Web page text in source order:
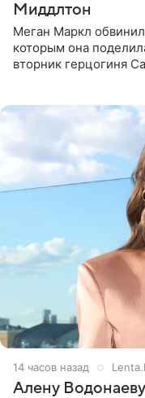
Миддлтон
Меган Маркл
которым она
вторник герцогиня
14 часов назад
Алену